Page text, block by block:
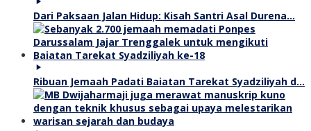
Dari Paksaan Jalan Hidup: Kisah Santri Asal Durena…
Ribuan Jemaah Padati Baiatan Tarekat Syadziliyah d…